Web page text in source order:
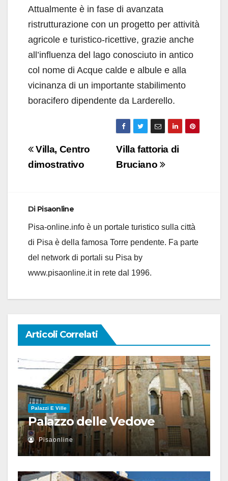
Attualmente è in fase di avanzata
ristrutturazione con un progetto per attività
agricole e turistico-ricettive, grazie anche
all’influenza del lago conosciuto in antico
col nome di Acque calde e albule e alla
vicinanza di un importante stabilimento
boracifero dipendente da Larderello.
Navigazione
articoli
Villa fattoria di
Bruciano
Villa, Centro
dimostrativo
Di Pisaonline
Pisa-online.info è un portale turistico sulla città
di Pisa è della famosa Torre pendente. Fa parte
del network di portali su Pisa by
www.pisaonline.it in rete dal 1996.
Articoli Correlati
Palazzi E Ville
Palazzo delle Vedove
Pisaonline